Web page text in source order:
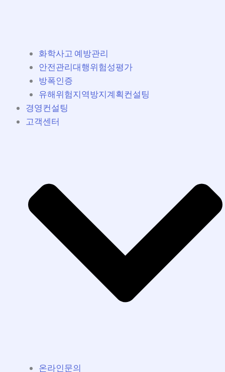
화학사고 예방관리
안전관리대행위험성평가
방폭인증
유해위험지역방지계획컨설팅
경영컨설팅
고객센터
온라인문의